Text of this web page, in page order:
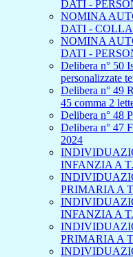
DATI -
NOMINA
DATI -
NOMINA
DATI -
Delibera n° 50
personalizzate
Delibera n° 49
45 comma 2
Delibera n° 48
Delibera n° 47
2024
INFANZIA A
PRIMARIA A
INFANZIA A
PRIMARIA A